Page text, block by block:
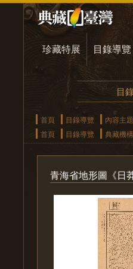
珍藏特展 目錄導覽
目
首頁 目錄導覽 內容主題
首頁
目錄導覽 典藏機
青海省地形圖《日